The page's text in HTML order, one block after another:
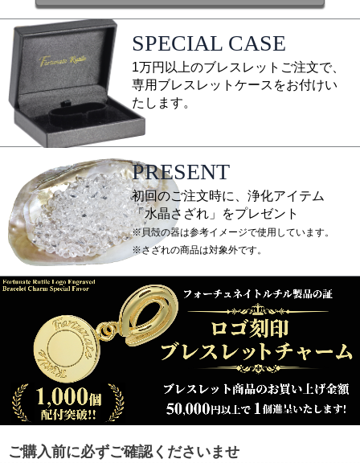
SPECIAL CASE
1万円以上のブレスレットご注文で、
専用ブレスレットケースをお付けい
たします。
PRESENT
初回のご注文時に、浄化アイテム
「水晶さざれ」をプレゼント
※貝殻の器は参考イメージで使用しています。
※さざれの商品は対象外です。
ご購入前に必ずご確認くださいませ